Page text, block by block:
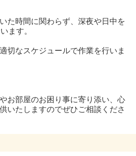
た時間に関わらず、深夜や日中を
ます。
切なスケジュールで作業を行いま
お部屋のお困り事に寄り添い、心
いたしますのでぜひご相談くださ